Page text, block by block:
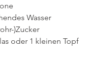
Wasser
)Zucker
oder 1 kleinen Topf